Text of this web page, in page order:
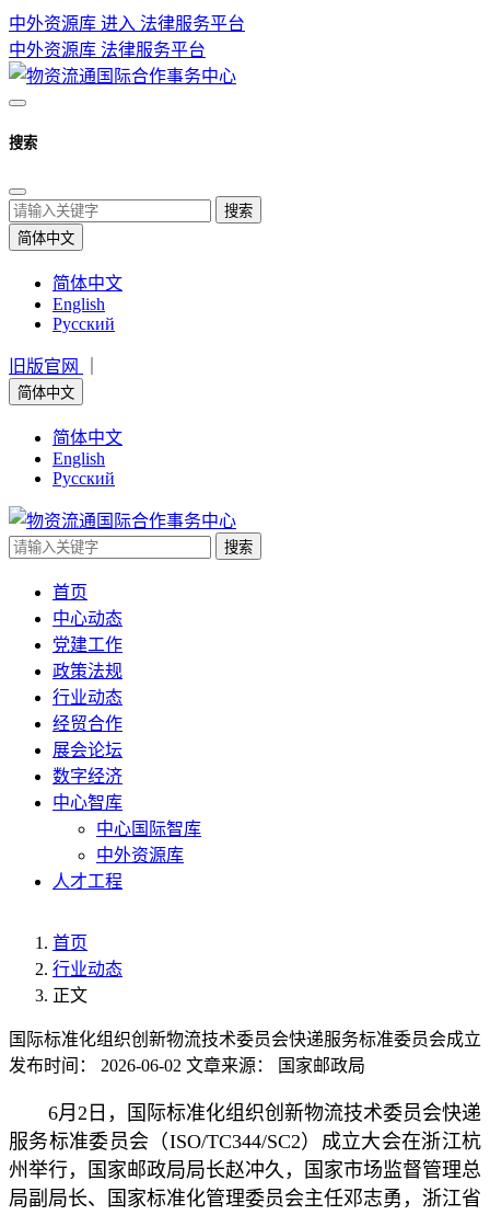
中外资源库 进入 法律服务平台
中外资源库 法律服务平台
搜索
搜索
简体中文
简体中文
English
Русский
旧版官网
简体中文
简体中文
English
Русский
搜索
首页
中心动态
党建工作
政策法规
行业动态
经贸合作
展会论坛
数字经济
中心智库
中心国际智库
中外资源库
人才工程
首页
行业动态
正文
国际标准化组织创新物流技术委员会快递服务标准委员会成立
发布时间：
2026-06-02 文章来源： 国家邮政局
6月2日，国际标准化组织创新物流技术委员会快递
服务标准委员会（ISO/TC344/SC2）成立大会在浙江杭
州举行，国家邮政局局长赵冲久，国家市场监督管理总
局副局长、国家标准化管理委员会主任邓志勇，浙江省